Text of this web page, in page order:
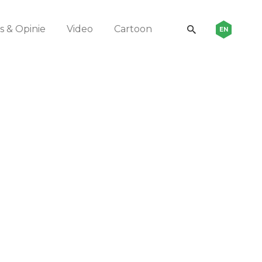
& Opinie Video Cartoon EN